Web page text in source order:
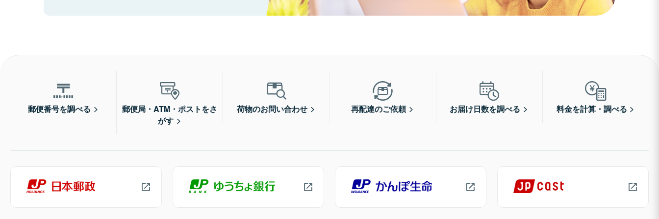
郵便番号を調べる
郵便局・ATM・ポストをさ
がす
荷物のお問い合わせ 再配達のご依頼 お届け日数を調べる 料金を計算・調べる